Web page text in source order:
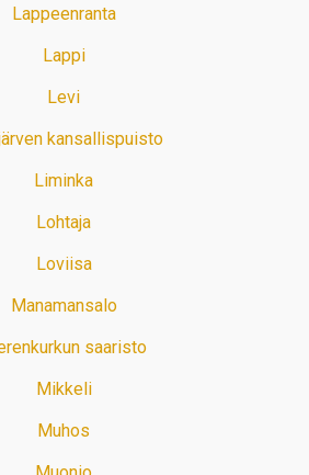
Lappeenranta
Lappi
Levi
kansallispuisto
Liminka
Lohtaja
Loviisa
Manamansalo
saaristo
Mikkeli
Muhos